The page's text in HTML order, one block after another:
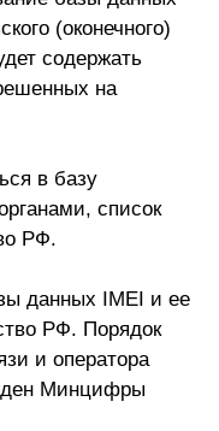
(оконечного)
содержать
на
в базу
список
РФ.
данных IMEI и ее
РФ. Порядок
и оператора
Минцифры